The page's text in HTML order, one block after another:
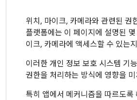
위치, 마이크, 카메라와 관련된 권
플랫폼에는 이 페이지에 설명된
이크, 카메라에 액세스할 수 있는
이러한 개인 정보 보호 시스템 기
권한을 처리하는 방식에 영향을
특히 앱에서 메커니즘을 따르도록